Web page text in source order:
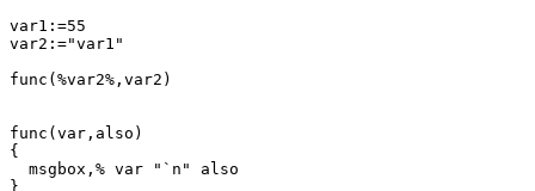
var1:=55
var2:="var1"
func(%var2%,var2)
func(var,also)
{
  msgbox,% var "`n" also